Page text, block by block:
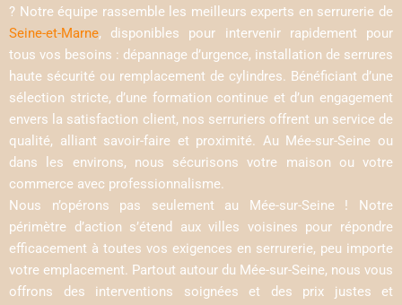
? Notre équipe rassemble les meilleurs experts en serrurerie de
Seine-et-Marne, disponibles pour intervenir rapidement pour
tous vos besoins : dépannage d’urgence, installation de serrures
haute sécurité ou remplacement de cylindres. Bénéficiant d’une
sélection stricte, d’une formation continue et d’un engagement
envers la satisfaction client, nos serruriers offrent un service de
qualité, alliant savoir-faire et proximité. Au Mée-sur-Seine ou
dans les environs, nous sécurisons votre maison ou votre
commerce avec professionnalisme.
Nous n’opérons pas seulement au Mée-sur-Seine ! Notre
périmètre d’action s’étend aux villes voisines pour répondre
efficacement à toutes vos exigences en serrurerie, peu importe
votre emplacement. Partout autour du Mée-sur-Seine, nous vous
offrons des interventions soignées et des prix justes et